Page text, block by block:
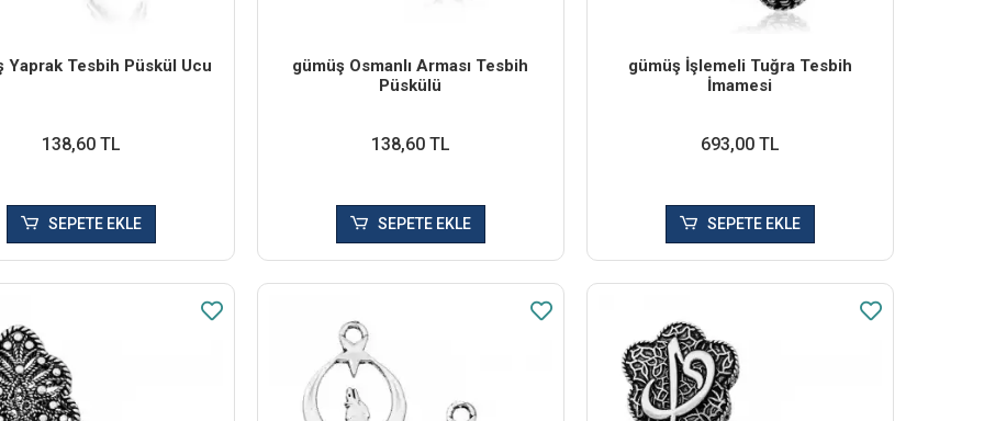
Yaprak Tesbih Püskül Ucu
138,60 TL
SEPETE EKLE
​gümüş Osmanlı Arması Tesbih
Püskülü
138,60 TL
SEPETE EKLE
​gümüş İşlemeli Tuğra Tesbih
İmamesi
693,00 TL
SEPETE EKLE